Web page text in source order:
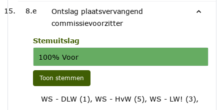
8.e
Ontslag plaatsvervangend
commissievoorzitter
Stemuitslag
100% Voor
Toon stemmen
WS - DLW (1), WS - HvW (5), WS - LW! (3),